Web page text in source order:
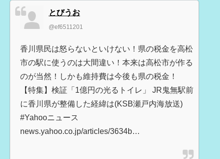
とびうお
@ef6511201
香川県民は怒らないといけない！県の税金を高松
市の駅に使うのは大間違い！本来は高松市が作る
のが当然！しかも維持費は今後も県の税金！
【特集】検証「1億円の光るトイレ」 JR鬼無駅前
に香川県が整備した経緯は(KSB瀬戸内海放送)
#Yahooニュース
news.yahoo.co.jp/articles/3634b…